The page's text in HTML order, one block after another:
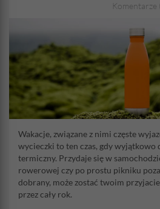
Komentarze
Wakacje, związane z nimi częste
wycieczki to ten czas, gdy wyjątkowo
termiczny. Przydaje się w
rowerowej czy po prostu pikniku
dobrany, może zostać twoim
przez cały rok.